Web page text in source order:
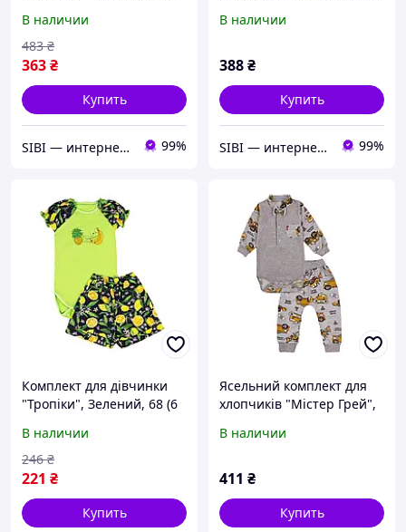
В наличии
363₴
483 ₴
Купить
SIBI — интернет-магазин товаров для дома: текстиль, одежда для всей семьи 99%
В наличии
388₴
Купить
SIBI — интернет-магазин товаров для дома: текстиль, одежда для всей семьи 99%
Комплект для дівчинки
"Тропіки", Зелений, 68 (6
В наличии
221 ₴
246 ₴
Купить
Ясельний комплект для
хлопчиків "Містер Грей",
В наличии
411 ₴
Купить